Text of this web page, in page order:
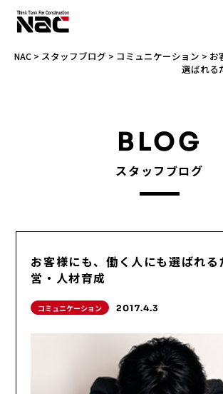
NAC> スタッフブログ > コミュニケーション > お
選ばれる
BLOG
スタッフブログ
お客様にも、働く人にも選ばれる
営・人材育成
コミュニケーション 2017.4.3